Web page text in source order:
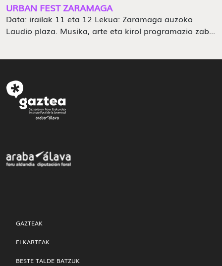
URBAN FEST ZARAMAGA
Data: irailak 11 eta 12 Lekua: Zaramaga auzoko
Laudio plaza. Musika, arte eta kirol programazio zab...
GAZTEAK
ELKARTEAK
BESTE TALDE BATZUK